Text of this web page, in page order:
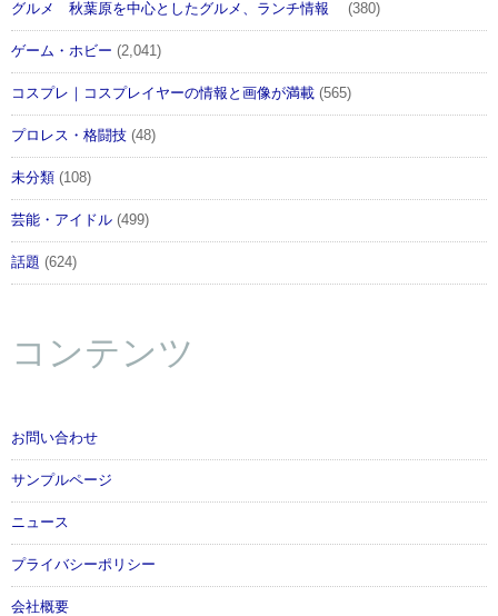
グルメ 秋葉原を中心としたグルメ、ランチ情報 (380)
ゲーム・ホビー (2,041)
コスプレ｜コスプレイヤーの情報と画像が満載 (565)
プロレス・格闘技 (48)
未分類 (108)
芸能・アイドル (499)
話題 (624)
コンテンツ
お問い合わせ
サンプルページ
ニュース
プライバシーポリシー
会社概要